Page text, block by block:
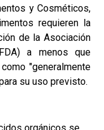
y Cosméticos,
requieren la
de la Asociación
a menos que
"generalmente
su uso previsto.